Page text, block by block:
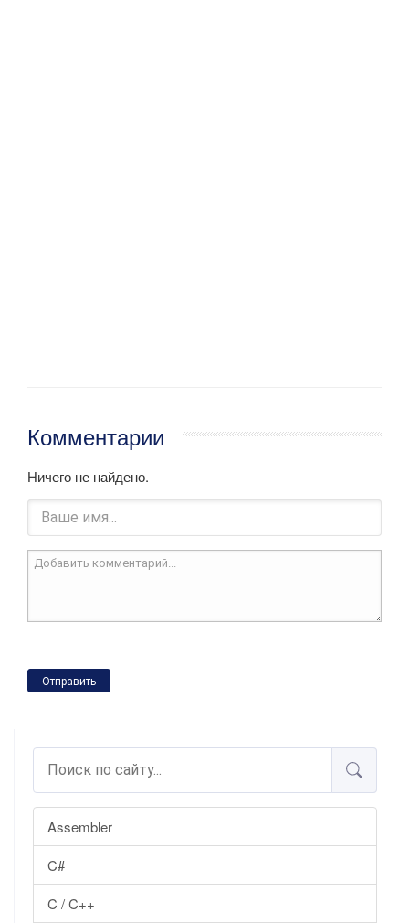
Assembler
C#
C / C++
Комментарии
Ничего не найдено.
Отправить